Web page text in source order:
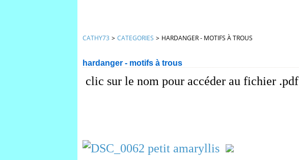
CATHY73 > CATEGORIES > HARDANGER - MOTIFS À TROUS
hardanger - motifs à trous
clic sur le nom pour accéder au fichier .pdf
petit amaryllis